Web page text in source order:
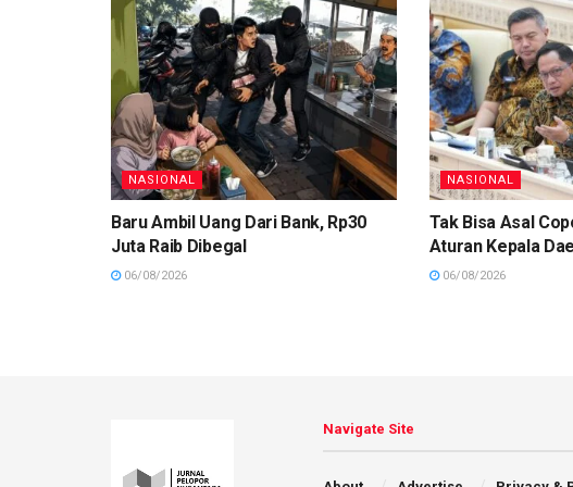
NASIONAL
Baru Ambil Uang Dari Bank, Rp30
Juta Raib Dibegal
06/08/2026
NASIONAL
Tak Bisa Asal
Aturan Kepala
06/08/2026
Navigate Site